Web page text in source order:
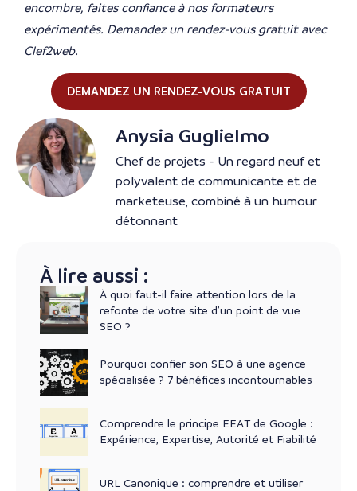
encombre, faites confiance à nos formateurs
expérimentés. Demandez un rendez-vous gratuit avec
Clef2web.
DEMANDEZ UN RENDEZ-VOUS GRATUIT
Anysia Guglielmo
Chef de projets - Un regard neuf et
polyvalent de communicante et de
marketeuse, combiné à un humour
détonnant
À lire aussi :
À quoi faut-il faire attention lors de la
refonte de votre site d’un point de vue
SEO ?
Pourquoi confier son SEO à une agence
spécialisée ? 7 bénéfices incontournables
Comprendre le principe EEAT de Google :
Expérience, Expertise, Autorité et Fiabilité
URL Canonique : comprendre et utiliser